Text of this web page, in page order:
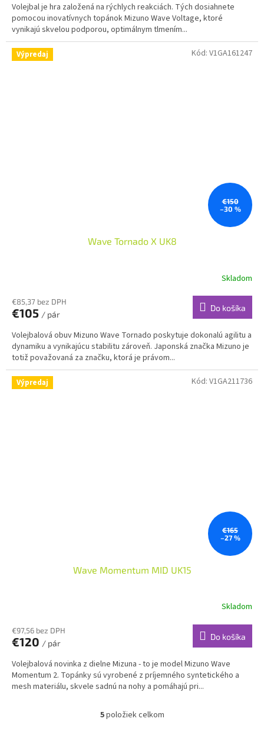
Volejbal je hra založená na rýchlych reakciách. Tých dosiahnete
pomocou inovatívnych topánok Mizuno Wave Voltage, ktoré
vynikajú skvelou podporou, optimálnym tlmením...
Výpredaj
€150
–30 %
Wave Tornado X UK8
Skladom
€85,37 bez DPH
€105 / pár
Do košíka
Volejbalová obuv Mizuno Wave Tornado poskytuje dokonalú agilitu a
dynamiku a vynikajúcu stabilitu zároveň. Japonská značka Mizuno je
totiž považovaná za značku, ktorá je právom...
Kód: V1GA161247
Výpredaj
€165
–27 %
Wave Momentum MID UK15
Skladom
€97,56 bez DPH
€120 / pár
Do košíka
Volejbalová novinka z dielne Mizuna - to je model Mizuno Wave
Momentum 2. Topánky sú vyrobené z príjemného syntetického a
mesh materiálu, skvele sadnú na nohy a pomáhajú pri...
Kód: V1GA211736
O
5položiek celkom